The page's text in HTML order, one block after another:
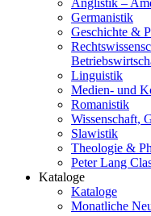
Anglistik –
Germanistik
Geschichte &
Linguistik
Medien- und
Romanistik
Wissenschaft,
Slawistik
Theologie &
Peter Lang
Kataloge
Kataloge
Monatliche